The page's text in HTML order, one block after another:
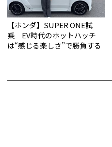
【ホンダ】SUPER ONE試
乗 EV時代のホットハッチ
は“感じる楽しさ”で勝負する